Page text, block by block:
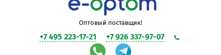
Оптовый поставщик!
+7 495 223-17-21 +7 926 337-97-07